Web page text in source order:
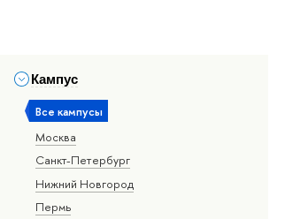
Кампус
Все кампусы
Москва
Санкт-Петербург
Нижний Новгород
Пермь